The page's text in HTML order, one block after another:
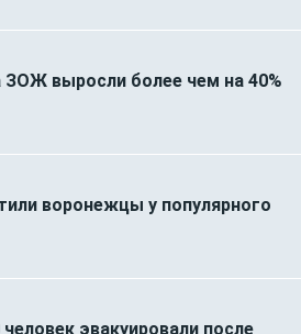
ЗОЖ выросли более чем на 40%
воронежцы у популярного
человек эвакуировали после